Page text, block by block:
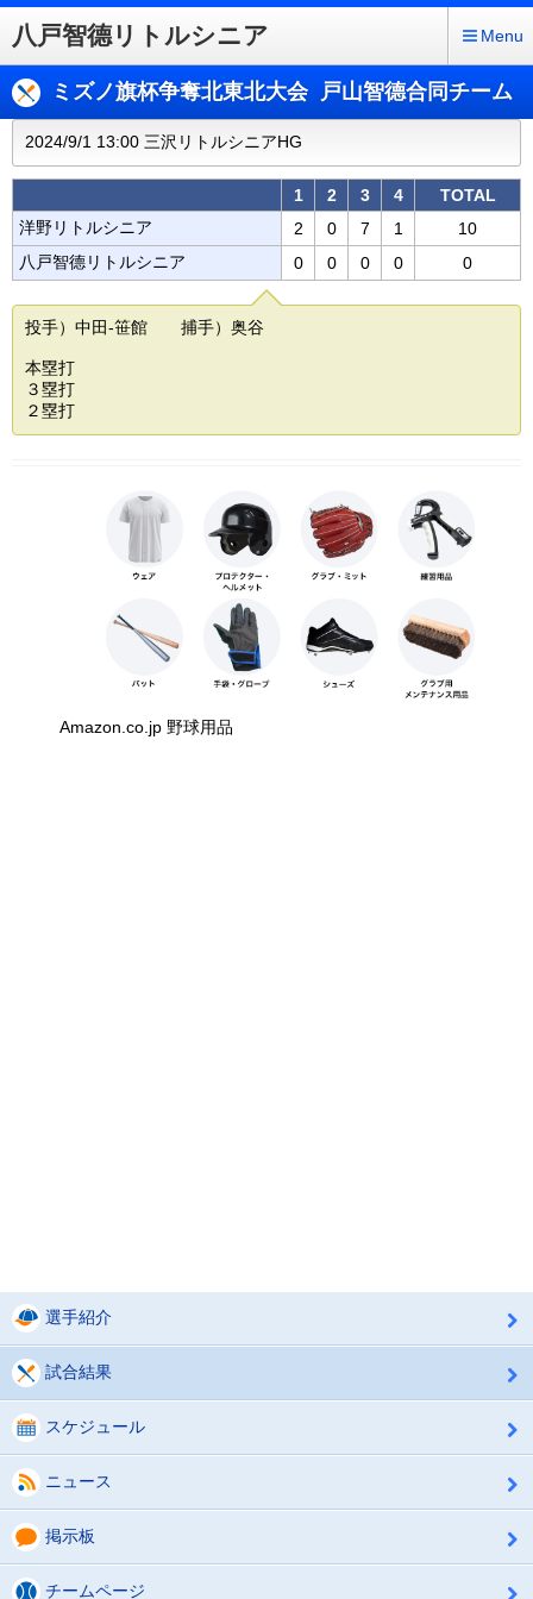
八戸智德リトルシニア Menu
ミズノ旗杯争奪北東北大会 戸山智德合同チーム
2024/9/1 13:00 三沢リトルシニアHG
1 2 3 4
TOTAL
洋野リトルシニア
2 0 7 1
10
八戸智德リトルシニア
0 0 0 0 0
投手）中田-笹館 捕手）奥谷
本塁打
３塁打
２塁打
Amazon.co.jp 野球用品
選手紹介
試合結果
スケジュール
ニュース
掲示板
チームページ